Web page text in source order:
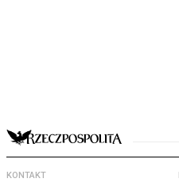
KONTAKT